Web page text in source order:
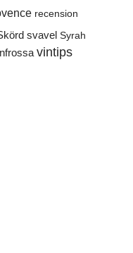
recension
svavel Syrah
vintips